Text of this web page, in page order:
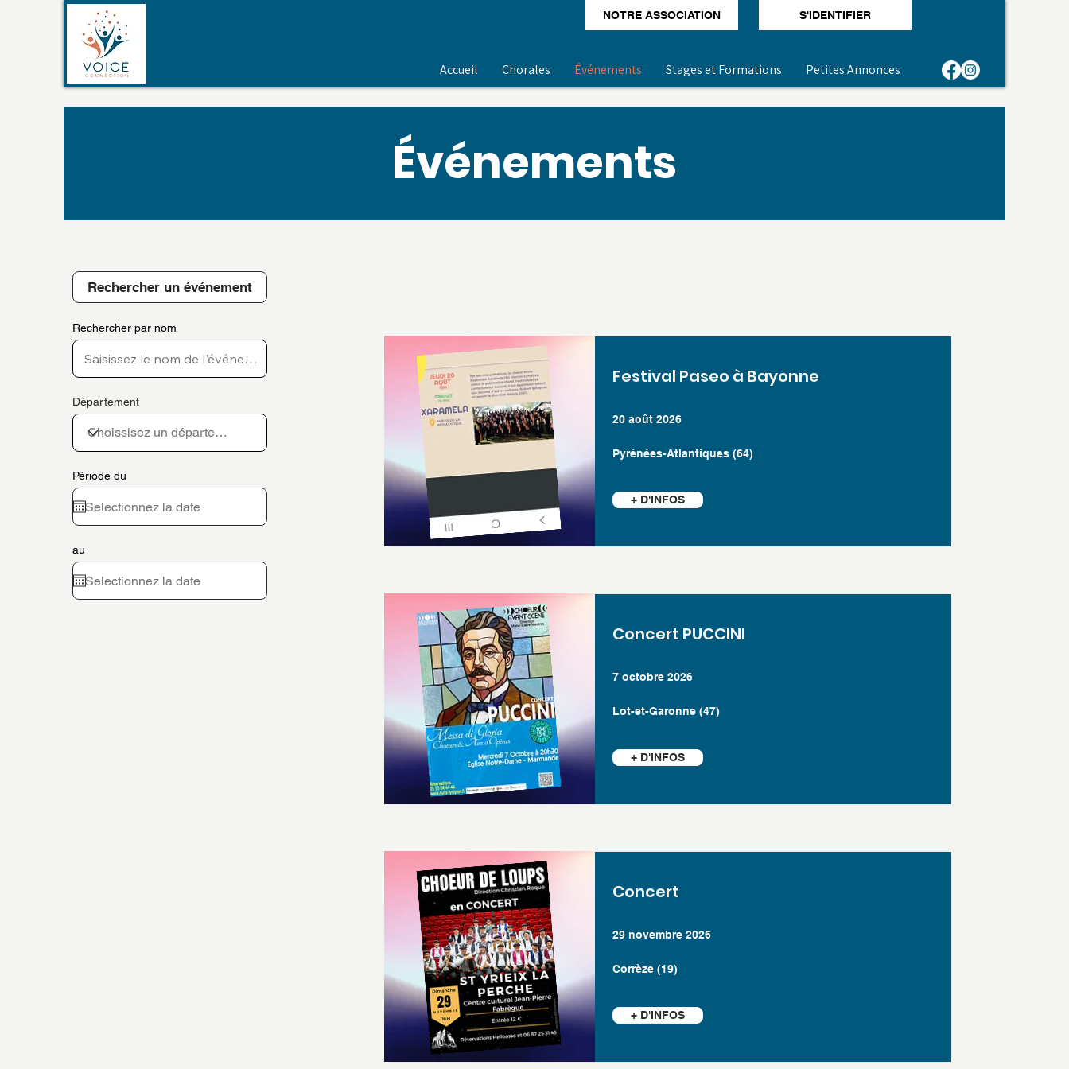
NOTRE ASSOCIATION S'IDENTIFIER
Accueil Chorales Événements Stages et Formations Petites Annonces
Événements
Rechercher un événement
Rechercher par nom
Département
Période du
au
Festival Paseo à Bayonne
20 août 2026
Pyrénées-Atlantiques (64)
+ D'INFOS
Concert PUCCINI
7 octobre 2026
Lot-et-Garonne (47)
+ D'INFOS
Concert
29 novembre 2026
Corrèze (19)
+ D'INFOS